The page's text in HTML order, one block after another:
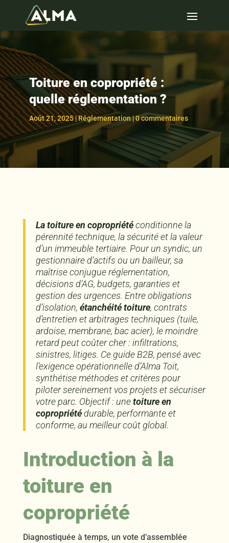
Toiture en copropriété :
quelle réglementation ?
Août 21, 2025|Réglementation|0 commentaires
Latoiture en copropriétéconditionne la
pérennité technique, la sécurité et la valeur
d’un immeuble tertiaire. Pour un syndic, un
gestionnaire d’actifs ou un bailleur, sa
maîtrise conjugue réglementation,
décisions d’AG, budgets, garanties et
gestion des urgences. Entre obligations
d’isolation, étanchéité toiture, contrats
d’entretien et arbitrages techniques (tuile,
ardoise, membrane, bac acier), le moindre
retard peut coûter cher : infiltrations,
sinistres, litiges. Ce guide B2B, pensé avec
l’exigence opérationnelle d’Alma Toit,
synthétise méthodes et critères pour
piloter sereinement vos projets et sécuriser
votre parc. Objectif : unetoiture en
copropriétédurable, performante et
conforme, au meilleur coût global.
Introduction à la
toiture en
copropriété
Diagnostiquée à temps, un vote d’assemblée